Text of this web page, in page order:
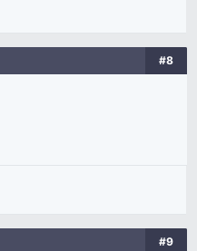
#8
#9